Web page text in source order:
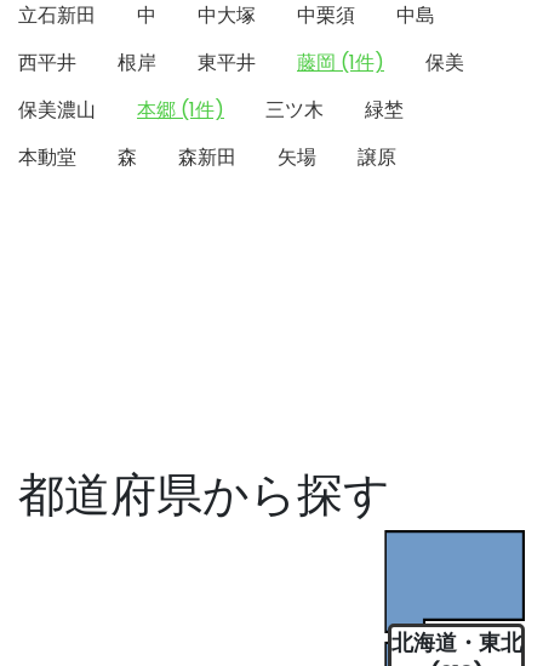
立石新田
中 中大塚 中栗須
中島
西平井
根岸 東平井 藤岡 (1件)
保美
保美濃山
本郷 (1件) 三ツ木
緑埜
本動堂
森 森新田 矢場 譲原
都道府県から探す
北海道・東北